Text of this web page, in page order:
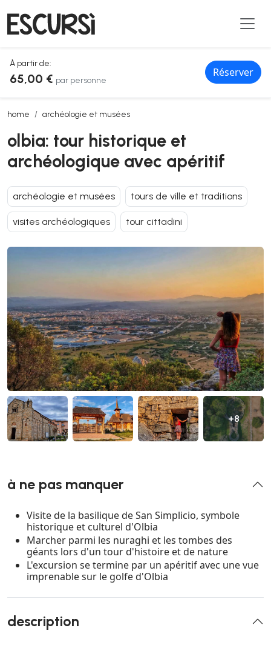
À partir de:
65,00 € par personne
Réserver
home archéologie et musées
olbia: tour historique et archéologique avec apéritif
olbia: tour historique et
archéologique avec apéritif
archéologie et musées tours de ville et traditions
visites archéologiques tour cittadini
+8
à ne pas manquer
Visite de la basilique de San Simplicio, symbole
historique et culturel d'Olbia
Marcher parmi les nuraghi et les tombes des
géants lors d'un tour d'histoire et de nature
L'excursion se termine par un apéritif avec une vue
imprenable sur le golfe d'Olbia
description